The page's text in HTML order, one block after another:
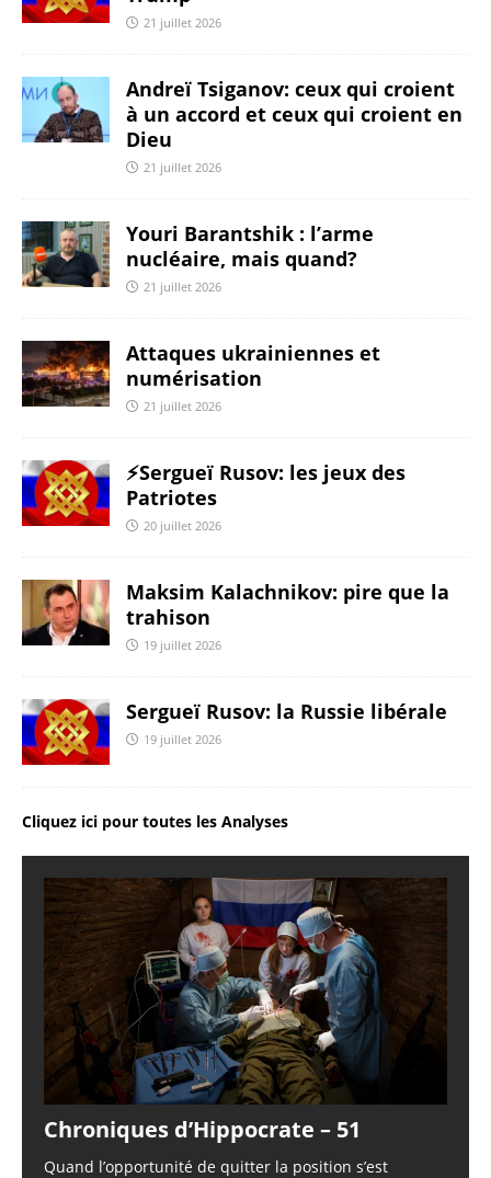
21 juillet 2026
Andreï Tsiganov: ceux qui croient
à un accord et ceux qui croient en
Dieu
21 juillet 2026
Youri Barantshik : l’arme
nucléaire, mais quand?
21 juillet 2026
Attaques ukrainiennes et
numérisation
21 juillet 2026
⚡️Sergueï Rusov: les jeux des
Patriotes
20 juillet 2026
Maksim Kalachnikov: pire que la
trahison
19 juillet 2026
Sergueï Rusov: la Russie libérale
19 juillet 2026
Cliquez ici pour toutes les Analyses
Chroniques d’Hippocrate – 51
Quand l’opportunité de quitter la position s’est